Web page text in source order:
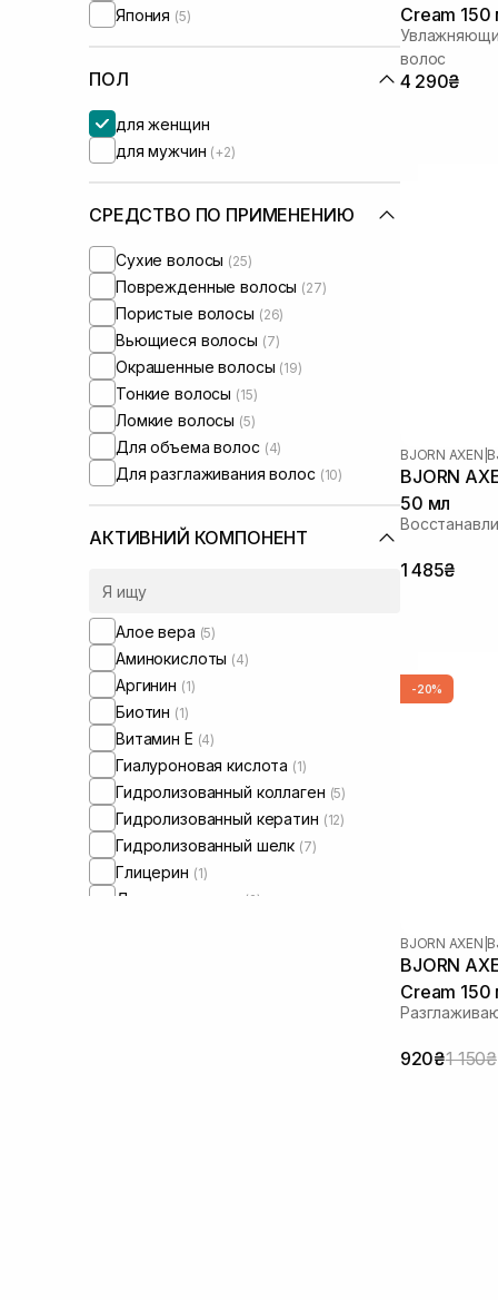
Япония (5)
ПОЛ
для женщин
для мужчин (+2)
СРЕДСТВО ПО ПРИМЕНЕНИЮ
Сухие волосы (25)
Поврежденные волосы (27)
Пористые волосы (26)
Вьющиеся волосы (7)
Окрашенные волосы (19)
Тонкие волосы (15)
Ломкие волосы (5)
Для объема волос (4)
Для разглаживания волос (10)
АКТИВНИЙ КОМПОНЕНТ
Алое вера (5)
Аминокислоты (4)
Аргинин (1)
Биотин (1)
Витамин Е (4)
Гиалуроновая кислота (1)
Гидролизованный коллаген (5)
Гидролизованный кератин (12)
Гидролизованный шелк (7)
Глицерин (1)
Диоксид титана (2)
Cream 150
волос
4 290₴
BJORN AXEN
BJORN
50 мл
1 485₴
-20%
BJORN AXEN
BJORN
Cream 150
920₴1 150₴